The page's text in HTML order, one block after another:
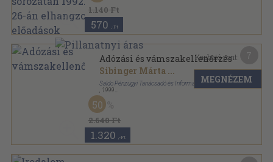
1.140 Ft
570 ,-Ft
Adózási és vámszakellenőrzés
Sibinger Márta ...
Saldo Pénzügyi Tanácsadó és Informatikai Rt.
1999
Ragasztott papírkötés
2.640 Ft
50
1.320 ,-Ft
Kapható pont:
MEGNÉZEM